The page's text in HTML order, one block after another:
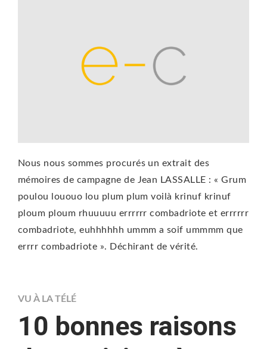
Nous nous sommes procurés un extrait des
mémoires de campagne de Jean LASSALLE : « Grum
poulou lououo lou plum plum voilà krinuf krinuf
ploum ploum rhuuuuu errrrrr combadriote et errrrrr
combadriote, euhhhhhh ummm a soif ummmm que
errrr combadriote ». Déchirant de vérité.
VU À LA TÉLÉ
10 bonnes raisons